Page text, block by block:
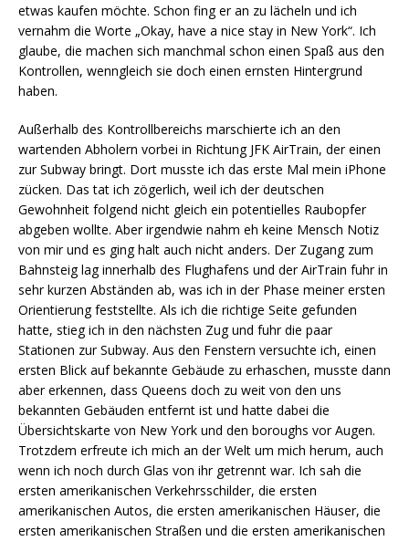
etwas kaufen möchte. Schon fing er an zu lächeln und ich
vernahm die Worte „Okay, have a nice stay in New York“. Ich
glaube, die machen sich manchmal schon einen Spaß aus den
Kontrollen, wenngleich sie doch einen ernsten Hintergrund
haben.
Außerhalb des Kontrollbereichs marschierte ich an den
wartenden Abholern vorbei in Richtung JFK AirTrain, der einen
zur Subway bringt. Dort musste ich das erste Mal mein iPhone
zücken. Das tat ich zögerlich, weil ich der deutschen
Gewohnheit folgend nicht gleich ein potentielles Raubopfer
abgeben wollte. Aber irgendwie nahm eh keine Mensch Notiz
von mir und es ging halt auch nicht anders. Der Zugang zum
Bahnsteig lag innerhalb des Flughafens und der AirTrain fuhr in
sehr kurzen Abständen ab, was ich in der Phase meiner ersten
Orientierung feststellte. Als ich die richtige Seite gefunden
hatte, stieg ich in den nächsten Zug und fuhr die paar
Stationen zur Subway. Aus den Fenstern versuchte ich, einen
ersten Blick auf bekannte Gebäude zu erhaschen, musste dann
aber erkennen, dass Queens doch zu weit von den uns
bekannten Gebäuden entfernt ist und hatte dabei die
Übersichtskarte von New York und den boroughs vor Augen.
Trotzdem erfreute ich mich an der Welt um mich herum, auch
wenn ich noch durch Glas von ihr getrennt war. Ich sah die
ersten amerikanischen Verkehrsschilder, die ersten
amerikanischen Autos, die ersten amerikanischen Häuser, die
ersten amerikanischen Straßen und die ersten amerikanischen